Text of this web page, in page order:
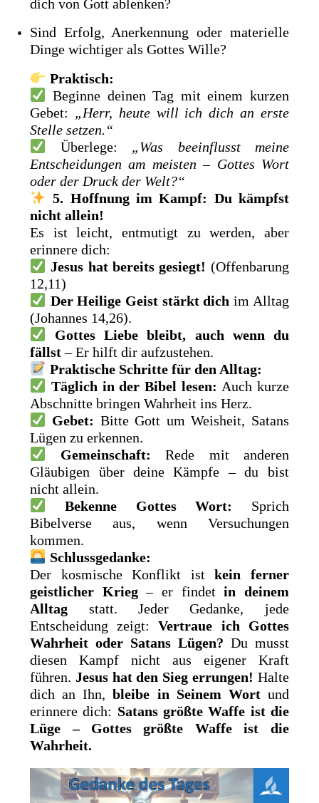
dich von Gott ablenken?
Sind Erfolg, Anerkennung oder materielle
Dinge wichtiger als Gottes Wille?
Praktisch:
Beginne deinen Tag mit einem kurzen
Gebet: „Herr, heute will ich dich an erste
Stelle setzen.“
Überlege: „Was beeinflusst meine
Entscheidungen am meisten – Gottes Wort
oder der Druck der Welt?“
5. Hoffnung im Kampf: Du kämpfst
nicht allein!
Es ist leicht, entmutigt zu werden, aber
erinnere dich:
Jesus hat bereits gesiegt! (Offenbarung
12,11)
Der Heilige Geist stärkt dich im Alltag
(Johannes 14,26).
Gottes Liebe bleibt, auch wenn du
fällst– Er hilft dir aufzustehen.
Praktische Schritte für den Alltag:
Täglich in der Bibel lesen: Auch kurze
Abschnitte bringen Wahrheit ins Herz.
Gebet: Bitte Gott um Weisheit, Satans
Lügen zu erkennen.
Gemeinschaft: Rede mit anderen
Gläubigen über deine Kämpfe – du bist
nicht allein.
Bekenne Gottes Wort:
Sprich
Bibelverse aus, wenn Versuchungen
kommen.
Schlussgedanke:
Der kosmische Konflikt istkein ferner
geistlicher Krieg– er findetin deinem
Alltag statt. Jeder Gedanke, jede
Entscheidung zeigt:Vertraue ich Gottes
Wahrheit oder Satans Lügen? Du musst
diesen Kampf nicht aus eigener Kraft
führen. Jesus hat den Sieg errungen! Halte
dich an Ihn,bleibe in Seinem Wortund
erinnere dich: Satans größte Waffe ist die
Lüge – Gottes größte Waffe ist die
Wahrheit.